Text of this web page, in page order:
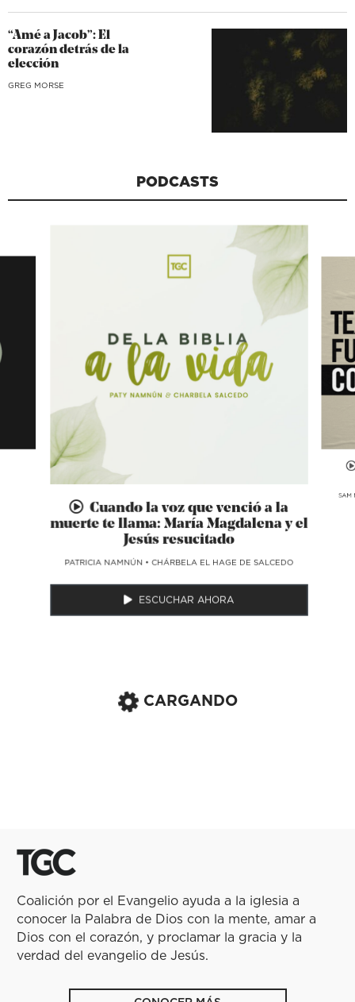
“Amé a Jacob”: El
corazón detrás de la
elección
GREG MORSE
PODCASTS
Cuando la voz que venció a la
muerte te llama: María Magdalena y el
Jesús resucitado
​PATRICIA NAMNÚN •CHÁRBELA EL HAGE DE SALCEDO
ESCUCHAR AHORA
SAM
CARGANDO
Coalición por el Evangelio ayuda a la iglesia a
conocer la Palabra de Dios con la mente, amar a
Dios con el corazón, y proclamar la gracia y la
verdad del evangelio de Jesús.